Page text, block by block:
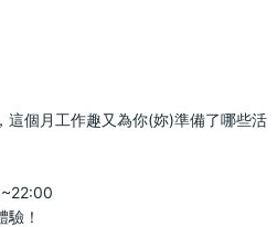
這個月工作趣又為你(妳)準備了哪些活
！